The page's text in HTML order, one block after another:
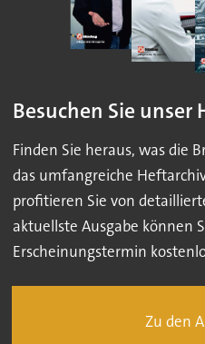
Besuchen Sie unser
Finden Sie heraus, was die
das umfangreiche
profitieren Sie von
aktuellste Ausgabe können
Erscheinungstermin
Zu den